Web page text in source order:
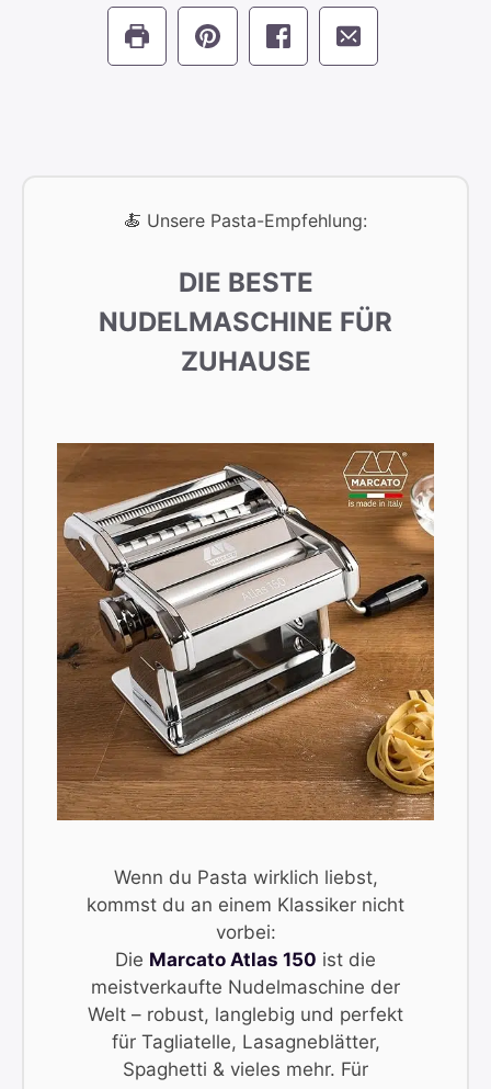
🍝 Unsere Pasta-Empfehlung:
DIE BESTE
NUDELMASCHINE FÜR
ZUHAUSE
Wenn du Pasta wirklich liebst,
kommst du an einem Klassiker nicht
vorbei:
Die Marcato Atlas 150 ist die
meistverkaufte Nudelmaschine der
Welt – robust, langlebig und perfekt
für Tagliatelle, Lasagneblätter,
Spaghetti & vieles mehr. Für